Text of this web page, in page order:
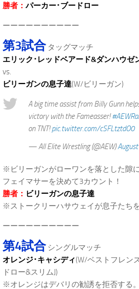
勝者：パーカー･ブードロー
ーーーーーーーーーー
第3試合タッグマッチ
エリック･レッドベアード&ダンハウゼ
vs.
ビリーガンの息子達(W/ビリーガン)
A big time assist from Billy Gunn
victory with the Fameasser!
on TNT!pic.twitter.com/cSFLtztdO0
— All Elite Wrestling (@AEW)
※ビリーガンがローワンを落とした隙
フェイマサーを決めて3カウント！
勝者： ビリーガンの息子達
※ストークリーハサウェイが息子たち
ーーーーーーーーーー
第4試合シングルマッチ
オレンジ･キャシディ(W/ベストフレン
ドロー&スリムJ)
※オレンジはデバリの勧誘を拒否する。